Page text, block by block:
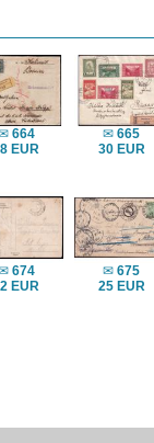
664
EUR
✉665
30 EUR
674
EUR
✉675
25 EUR